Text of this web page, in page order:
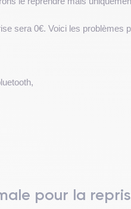
sera 0€. Voici les problèmes
pour la